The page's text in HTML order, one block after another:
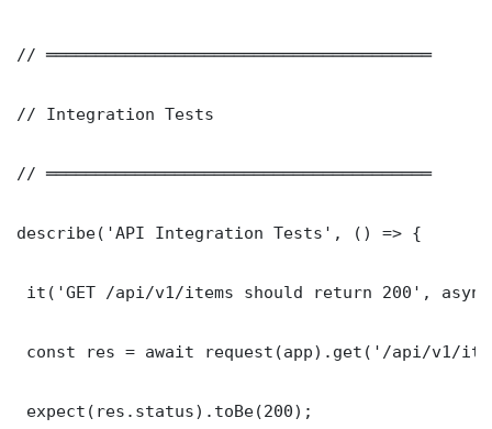
// ═══════════════════════════════════════
// Integration Tests
// ═══════════════════════════════════════
describe('API Integration Tests', () => {
it('GET /api/v1/items should return 200',
const res = await request(app).get('/api/v1/
expect(res.status).toBe(200);